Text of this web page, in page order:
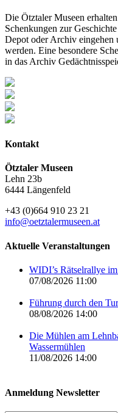
Die Ötztaler Museen
Schenkungen zur
Depot oder Archiv
werden. Eine besondere
in das Archiv
Kontakt
Ötztaler Museen
Lehn 23b
6444 Längenfeld
+43 (0)664 910 23 21
info@oetztalermuseen.at
Aktuelle Veranstaltungen
WIDI’s Rätselrallye
07/08/2026 11:00
Führung durch den
08/08/2026 14:00
Die Mühlen am
Wassermühlen
11/08/2026 14:00
Anmeldung Newsletter